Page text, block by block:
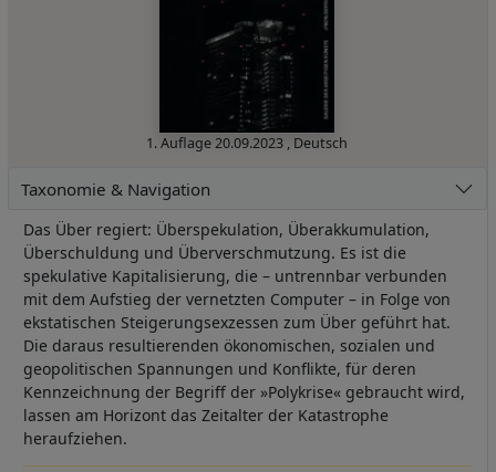
1. Auflage20.09.2023 , Deutsch
Taxonomie & Navigation
Das Über regiert: Überspekulation, Überakkumulation,
Überschuldung und Überverschmutzung. Es ist die
spekulative Kapitalisierung, die – untrennbar verbunden
mit dem Aufstieg der vernetzten Computer – in Folge von
ekstatischen Steigerungsexzessen zum Über geführt hat.
Die daraus resultierenden ökonomischen, sozialen und
geopolitischen Spannungen und Konflikte, für deren
Kennzeichnung der Begriff der »Polykrise« gebraucht wird,
lassen am Horizont das Zeitalter der Katastrophe
heraufziehen.